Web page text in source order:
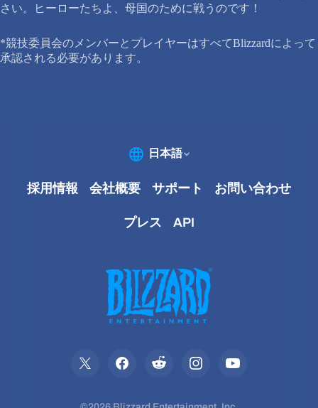
さい。ヒーローたちよ、母国のために戦うのです！
*競技委員会のメンバーとプレイヤーはすべてBlizzardによって
承認される必要があります。